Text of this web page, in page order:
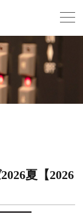
夏【2026